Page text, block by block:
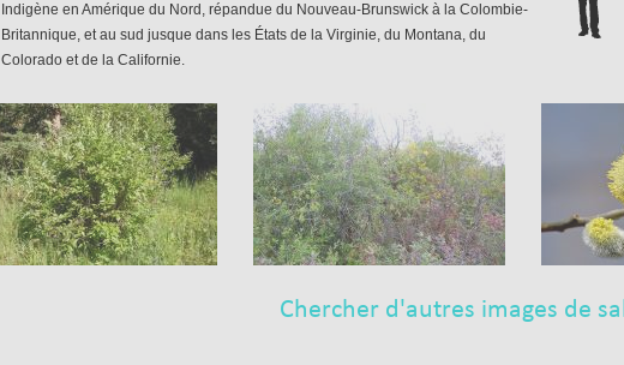
Indigène en Amérique du Nord, répandue du Nouveau-Brunswick à la Colombie-
Britannique, et au sud jusque dans les États de la Virginie, du Montana, du
Colorado et de la Californie.
Chercher d'autres images de
À très bientôt,
L’équipe de Saules Québec